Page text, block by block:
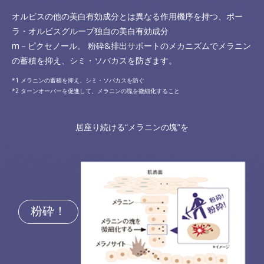
オルビスの他の美白有効成分とは異なる作用機序を持つ、ポー
ラ・オルビスグループ独自の美白有効成分
m－ピクセノール。 粉砕&排出サポートのメカニズムでメラニン
の蓄積を抑え、シミ・ソバカスを防ぎます。
メラニンの蓄積を抑え、シミ・ソバカスを防ぐ
ターンオーバーを促進して、メラニンの塊を微細化すること
居座り続ける“メラニンの塊”を
粉砕！